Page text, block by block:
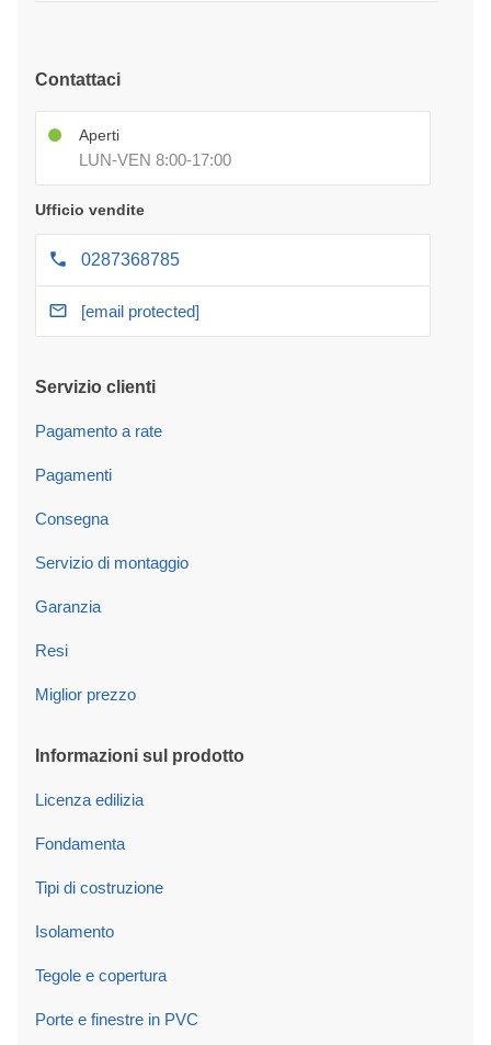
Contattaci
Aperti
LUN-VEN 8:00-17:00
Ufficio vendite
0287368785
[email protected]
Servizio clienti
Pagamento a rate
Pagamenti
Consegna
Servizio di montaggio
Garanzia
Resi
Miglior prezzo
Informazioni sul prodotto
Licenza edilizia
Fondamenta
Tipi di costruzione
Isolamento
Tegole e copertura
Porte e finestre in PVC